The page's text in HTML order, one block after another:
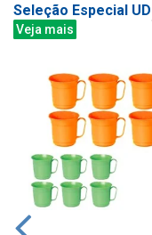
Seleção Especial UD
Veja mais